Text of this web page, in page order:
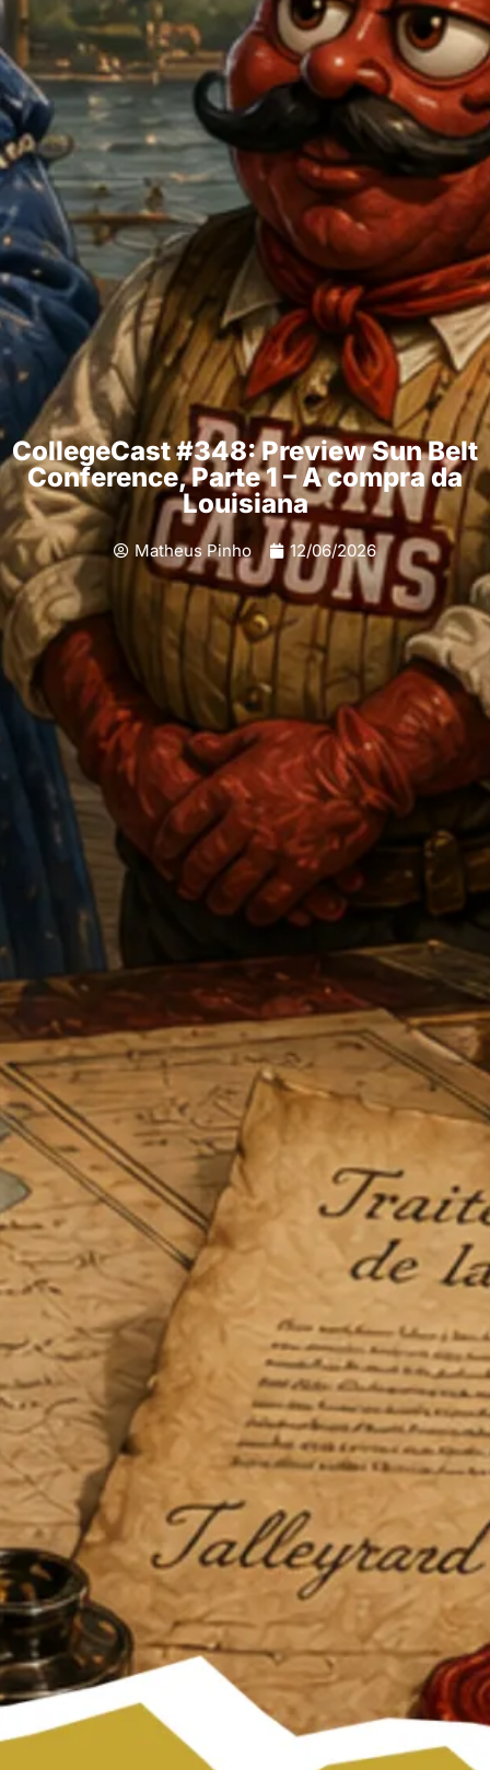
CollegeCast #348: Preview Sun Belt
Conference, Parte 1 – A compra da
Louisiana
Matheus Pinho 12/06/2026